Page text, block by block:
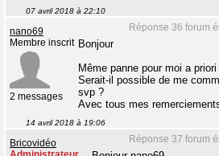
07 avril 2018 à 22:10
Réponse 36 forum
nano69
Membre inscrit
2 messages
Bonjour
Même panne pour moi a
Serait-il possible de me
svp ?
Avec tous mes
14 avril 2018 à 19:06
Réponse 37 forum
Bricovidéo